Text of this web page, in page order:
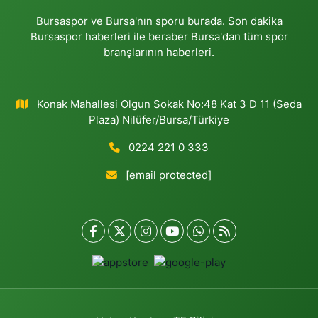
Bursaspor ve Bursa'nın sporu burada. Son dakika
Bursaspor haberleri ile beraber Bursa'dan tüm spor
branşlarının haberleri.
Konak Mahallesi Olgun Sokak No:48 Kat 3 D 11 (Seda
Plaza) Nilüfer/Bursa/Türkiye
0224 221 0 333
[email protected]